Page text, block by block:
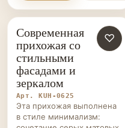
♡
Современная
прихожая со
стильными
фасадами и
зеркалом
Арт. KUH-0625
Эта прихожая выполнена
в стиле минимализм:
сочетание серых матовых